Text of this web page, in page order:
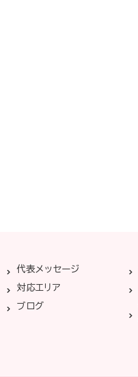
代表メッセージ
対応エリア
ブログ